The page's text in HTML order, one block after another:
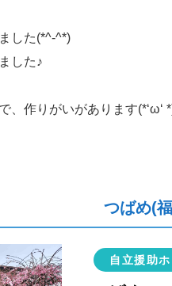
した(*^-^*)
した♪
、作りがいがあります(*‘ω‘
つばめ(
自立援助